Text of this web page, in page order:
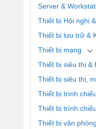
Server &
Thiết bị Hội nghị
Thiết bị lưu trữ &
Thiết bị mạng
Thiết bị siêu thị &
Thiết bị siêu thị,
Thiết bị trình
Thiết bị trình
Thiết bị văn phòng